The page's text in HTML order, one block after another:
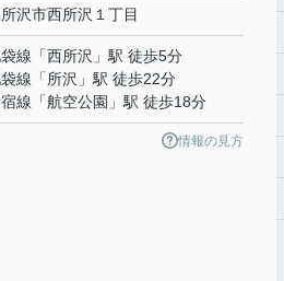
所沢市西所沢 １丁目
線 「西所沢 」駅 徒歩5分
線 「所沢 」駅 徒歩22分
線 「航空公園 」駅 徒歩18分
情報の見方